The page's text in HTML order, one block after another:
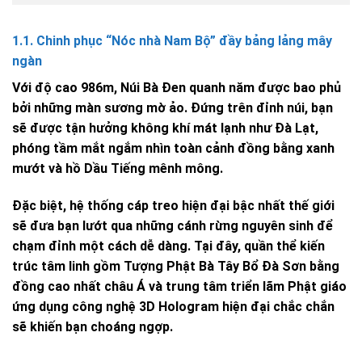
1.1. Chinh phục “Nóc nhà Nam Bộ” đầy bảng lảng mây
ngàn
Với độ cao 986m, Núi Bà Đen quanh năm được bao phủ
bởi những màn sương mờ ảo. Đứng trên đỉnh núi, bạn
sẽ được tận hưởng không khí mát lạnh như Đà Lạt,
phóng tầm mắt ngắm nhìn toàn cảnh đồng bằng xanh
mướt và hồ Dầu Tiếng mênh mông.
Đặc biệt, hệ thống cáp treo hiện đại bậc nhất thế giới
sẽ đưa bạn lướt qua những cánh rừng nguyên sinh để
chạm đỉnh một cách dễ dàng. Tại đây, quần thể kiến
trúc tâm linh gồm Tượng Phật Bà Tây Bổ Đà Sơn bằng
đồng cao nhất châu Á và trung tâm triển lãm Phật giáo
ứng dụng công nghệ 3D Hologram hiện đại chắc chắn
sẽ khiến bạn choáng ngợp.